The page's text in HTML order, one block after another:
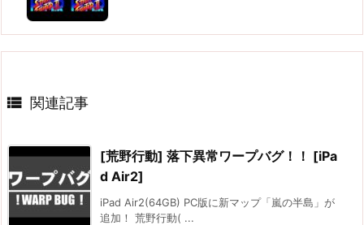
 関連記事
[荒野行動] 落下異常ワープバグ！！ [iPa
d Air2]
iPad Air2(64GB) PC版に新マップ「嵐の半島」が
追加！ 荒野行動( ...